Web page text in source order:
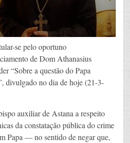
se pelo oportuno
de Dom Athanasius
“Sobre a questão do Papa
divulgado no dia de hoje (21-3-
auxiliar de Astana a respeito
da constatação pública do crime
Papa — no sentido de negar que,